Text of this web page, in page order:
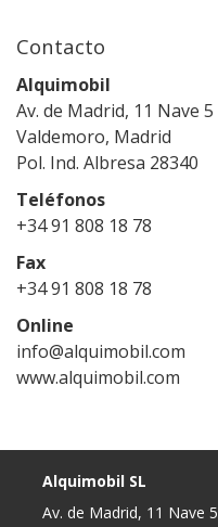
Contacto
Alquimobil
Av. de Madrid, 11 Nave 5
Valdemoro, Madrid
Pol. Ind. Albresa 28340
Teléfonos
+34 91 808 18 78
Fax
+34 91 808 18 78
Online
info@alquimobil.com
www.alquimobil.com
Alquimobil SL
Av. de Madrid, 11 Nave 5